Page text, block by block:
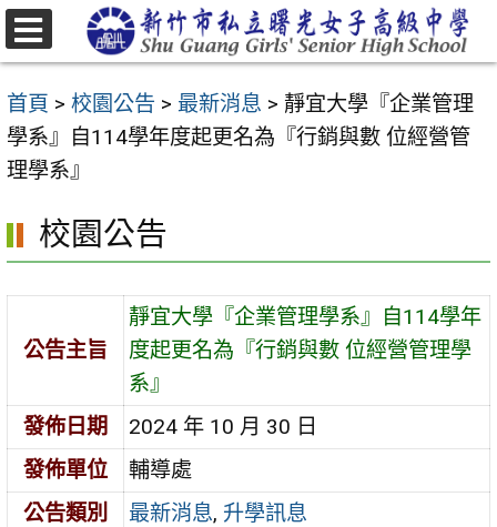
跳
至
要
內
容
首頁 > 校園公告 > 最新消息 > 靜宜大學『企業管理
學系』自114學年度起更名為『行銷與數 位經營管
理學系』
校園公告
公告主旨
靜宜大學『企業管理學系』自114學年
度起更名為『行銷與數 位經營管理學
系』
發佈日期
2024 年 10 月 30 日
發佈單位
輔導處
公告類別
最新消息, 升學訊息
選
單